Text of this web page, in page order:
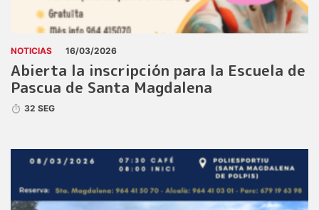
NOTICIAS 16/03/2026
Abierta la inscripción para la Escuela de
Pascua de Santa Magdalena
32 SEG